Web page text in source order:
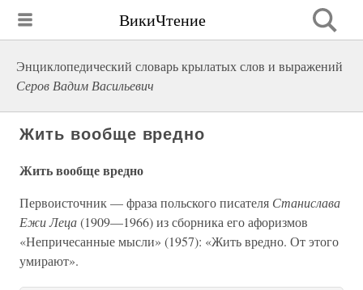
ВикиЧтение
Энциклопедический словарь крылатых слов и выражений
Серов Вадим Васильевич
Жить вообще вредно
Жить вообще вредно
Первоисточник — фраза польского писателя Станислава
Ежи Леца(1909—1966) из сборника его афоризмов
«Непричесанные мысли» (1957): «Жить вредно. От этого
умирают».